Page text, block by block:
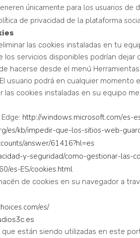
únicamente para los usuarios de
de privacidad de la plataforma
las cookies instaladas en tu
los servicios disponibles podrían
hacerse desde el menú
usuario podrá en cualquier
las cookies instaladas en su equipo
http://windows.microsoft.com/es-
es/kb/impedir-que-los-sitios-web-
answer/61416?hl=es
y-seguridad/como-gestionar-las-
es-ES/cookies.html
de cookies en su navegador a
es/
están siendo utilizadas en este